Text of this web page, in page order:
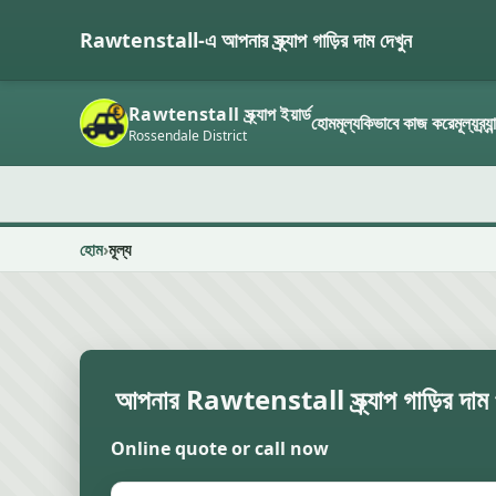
Rawtenstall-এ আপনার স্ক্র্যাপ গাড়ির দাম দেখুন
Rawtenstall স্ক্র্যাপ ইয়ার্ড
Rossendale District হোমমূল্যকিভাবে কাজ করেমূল্য
হোম মূল্য
আপনার Rawtenstall স্ক্র্যাপ গাড়ির দাম
Online quote or call now